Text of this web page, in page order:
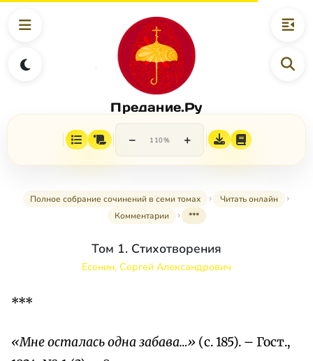
Предание.Ру
− 110% +
Полное собрание сочинений в семи томах
Читать онлайн
Комментарии
***
Том 1. Стихотворения
Есенин, Сергей Александрович
***
«Мне осталась одна забава…» (с. 185). – Гост.,